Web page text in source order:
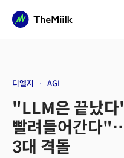
디엘지 AGI
"LLM은 끝났
빨려들어간다
3대 격돌